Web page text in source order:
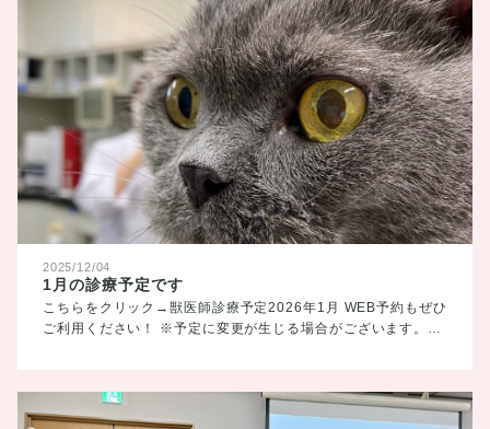
2025/12/04
1月の診療予定です
こちらをクリック→獣医師診療予定2026年1月 WEB予約もぜひ
ご利用ください！ ※予定に変更が生じる場合がございます。…